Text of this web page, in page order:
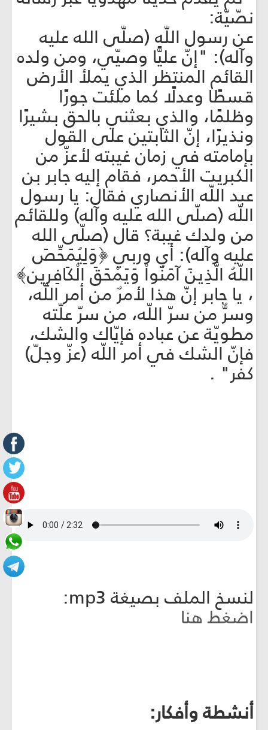
نصّيّة:
عن رسول اللّه (صلّى الله عليه
وآله): "إنّ عليًّا وصيّي، ومن ولده
القائم المنتظر الذي يملأ الأرض
قسطًا وعدلًا كما ملئت جورًا
وظلمًا، والذي بعثني بالحق بشيرًا
ونذيرًا، إنّ الثابتين على القول
بإمامته في زمان غيبته لأعزّ من
الكبريت الأحمر، فقام إليه جابر بن
عبد اللّه الأنصاري فقال: يا رسول
اللّه (صلّى الله عليه وآله) وللقائم
من ولدك غيبة؟ قال (صلّى الله
عليه وآله): أي وربي ﴿وَلِيُمَحِّصَ
اللّهُ الَّذِينَ آمَنُواْ وَيَمْحَقَ الْكَافِرِين﴾
، يا جابر إنّ هذا لأمرٌ من أمر اللّه،
وسرٌّ من سرّ اللّه، من سرّ علّته
مطويّة عن عباده فإيّاك والشك،
فإنّ الشك في أمر اللّه (عزّ وجلّ)
كفر" .
لنسخ الملف بصيغة mp3:
اضغط هنا
أنشطة وأفكار: